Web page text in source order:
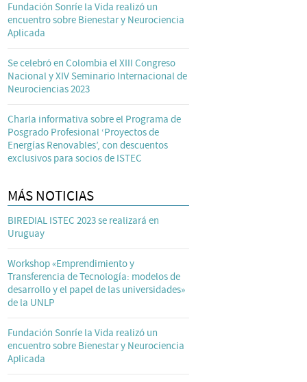
Fundación Sonríe la Vida realizó un
encuentro sobre Bienestar y Neurociencia
Aplicada
Se celebró en Colombia el XIII Congreso
Nacional y XIV Seminario Internacional de
Neurociencias 2023
Charla informativa sobre el Programa de
Posgrado Profesional ‘Proyectos de
Energías Renovables’, con descuentos
exclusivos para socios de ISTEC
MÁS NOTICIAS
BIREDIAL ISTEC 2023 se realizará en
Uruguay
Workshop «Emprendimiento y
Transferencia de Tecnología: modelos de
desarrollo y el papel de las universidades»
de la UNLP
Fundación Sonríe la Vida realizó un
encuentro sobre Bienestar y Neurociencia
Aplicada